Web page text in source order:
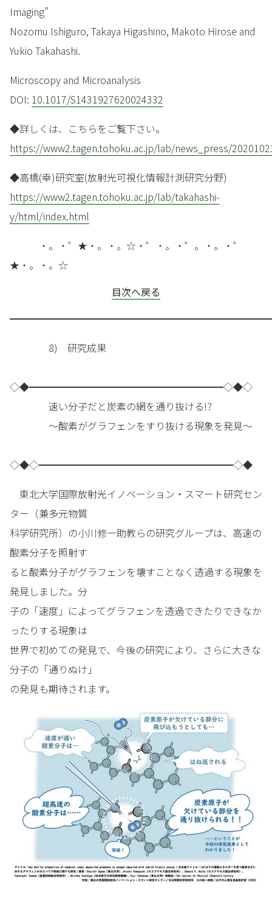
Imaging”
Nozomu Ishiguro, Takaya Higashino, Makoto Hirose and
Yukio Takahashi.
Microscopy and Microanalysis
DOI: 10.1017/S1431927620024332
◆詳しくは、こちらをご覧下さい。
https://www2.tagen.tohoku.ac.jp/lab/news_press/
◆高橋(幸)研究室(放射光可視化情報計測研究分野)
https://www2.tagen.tohoku.ac.jp/lab/takahashi-
y/html/index.html
・。・゜★・。・。☆・゜・。・゜。・。・゜
★・。・。☆
目次へ戻る
8) 研究成果
◇◆━━━━━━━━━━━━━━━━━━━━◇◆◇
速い分子だと炭素の網を通り抜ける!?
～酸素がグラフェンをすり抜ける現象を発見～
◇◆◇━━━━━━━━━━━━━━━━━━━━◇◆
東北大学国際放射光イノベーション・スマート研究セン
ター（兼多元物質
科学研究所）の小川修一助教らの研究グループは、高速の
酸素分子を照射す
ると酸素分子がグラフェンを壊すことなく透過する現象を
発見しました。分
子の「速度」によってグラフェンを透過できたりできなか
ったりする現象は
世界で初めての発見で、今後の研究により、さらに大きな
分子の「通りぬけ」
の発見も期待されます。